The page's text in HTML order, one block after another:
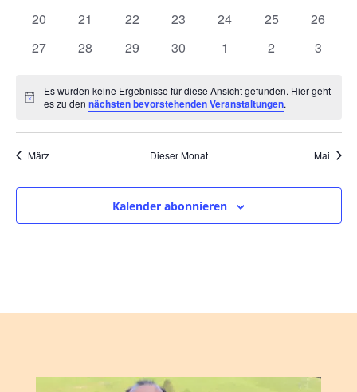
0
20
0
21
0
22
0
23
0
24
0
25
0
26
0
27
0
28
0
29
0
30
0
1
0
2
0
3
Hinweis
Es wurden keine Ergebnisse für diese Ansicht gefunden. Hier geht
es zu dennächsten bevorstehenden Veranstaltungen.
März Dieser Monat Mai
Kalender abonnieren